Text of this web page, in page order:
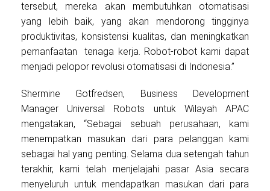
tersebut, mereka akan membutuhkan otomatisasi
yang lebih baik, yang akan mendorong tingginya
produktivitas, konsistensi kualitas, dan meningkatkan
pemanfaatan tenaga kerja. Robot-robot kami dapat
menjadi pelopor revolusi otomatisasi di Indonesia.”
Shermine Gotfredsen, Business Development
Manager Universal Robots untuk Wilayah APAC
mengatakan, “Sebagai sebuah perusahaan, kami
menempatkan masukan dari para pelanggan kami
sebagai hal yang penting. Selama dua setengah tahun
terakhir, kami telah menjelajahi pasar Asia secara
menyeluruh untuk mendapatkan masukan dari para